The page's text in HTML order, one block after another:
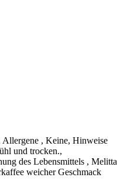
Allergene , Keine, Hinweise
und trocken.,
des Lebensmittels , Melitta
weicher Geschmack